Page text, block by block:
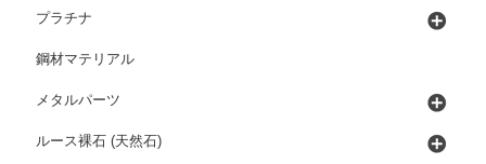
プラチナ
鋼材マテリアル
メタルパーツ
ルース裸石 (天然石)